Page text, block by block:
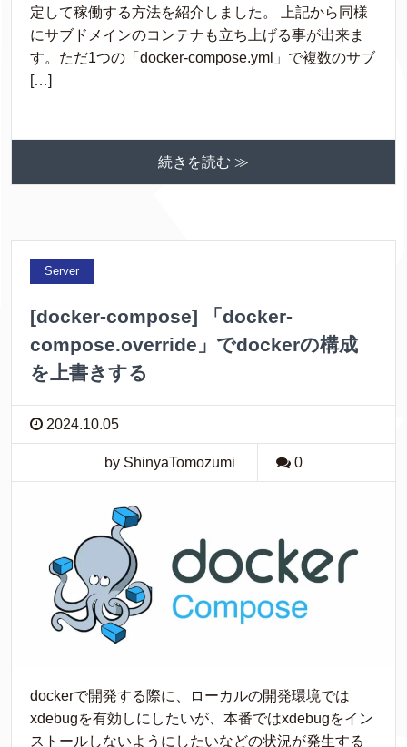
定して稼働する方法を紹介しました。 上記から同様
にサブドメインのコンテナも立ち上げる事が出来ま
す。ただ1つの「docker-compose.yml」で複数のサブ
[…]
続きを読む ≫
Server
[docker-compose] 「docker-
compose.override」でdockerの構成
を上書きする
2024.10.05
by ShinyaTomozumi 0
dockerで開発する際に、ローカルの開発環境では
xdebugを有効しにしたいが、本番ではxdebugをイン
ストールしないようにしたいなどの状況が発生する